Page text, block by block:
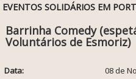
EVENTOS SOLIDÁRIOS EM
Barrinha Comedy
Voluntários de Esmoriz)
Data:
08 de